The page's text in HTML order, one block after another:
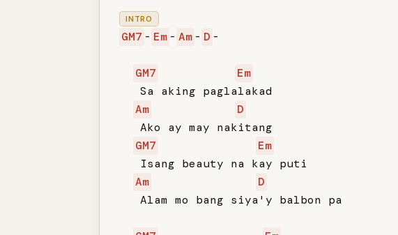
INTRO
GM7 - Em - Am - D -
GM7
Em
   Sa aking paglalakad
Am
D
   Ako ay may nakitang
GM7
Em
   Isang beauty na kay puti
Am
D
   Alam mo bang siya'y balbon pa